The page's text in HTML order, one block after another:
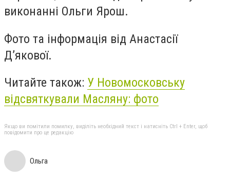
виконанні Ольги Ярош.
Фото та інформація від Анастасії
Д’якової.
Читайте також: У Новомосковську
відсвяткували Масляну: фото
Якщо ви помітили помилку, виділіть необхідний текст і натисніть Ctrl + Enter, щоб
повідомити про це редакцію
Ольга